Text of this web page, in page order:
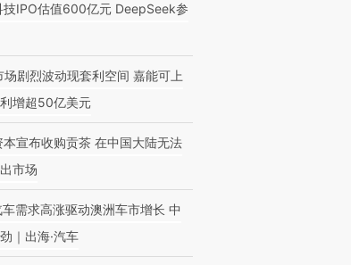
技IPO估值600亿元 DeepSeek参
场剧烈波动现套利空间 嘉能可上
增超50亿美元
本宣布收购贡茶 在中国大陆无法
市场
车需求高涨驱动澳洲车市增长 中
｜出海·汽车